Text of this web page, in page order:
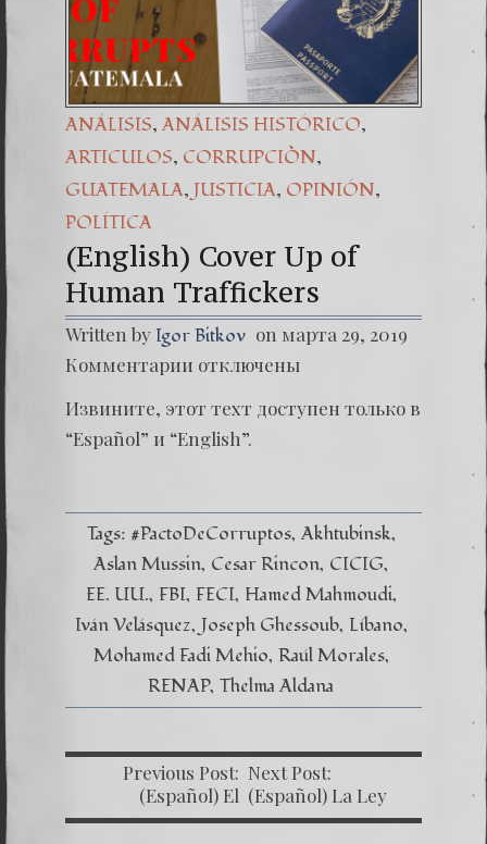
ANÁLISIS, ANÁLISIS HISTÓRICO,
ARTICULOS, CORRUPCIÒN,
GUATEMALA, JUSTICIA, OPINIÓN,
POLÍTICA
(English) Cover Up of
Human Traffickers
Written by Igor Bitkov on марта 29, 2019
Комментарии
Human
отключены
Извините, этот техт доступен только в
“Español” и “English”.
Tags: #PactoDeCorruptos Akhtubinsk
Aslan Mussin Cesar Rincon CICIG
EE. UU. FBI FECI Hamed Mahmoudi
Iván Velásquez Joseph Ghessoub Líbano
Mohamed Fadi Mehio Raúl Morales
RENAP Thelma Aldana
Previous Post:
(Español) El
Verdadero Pacto de
Next Post:
(Español) La Ley
Magnitskiy.